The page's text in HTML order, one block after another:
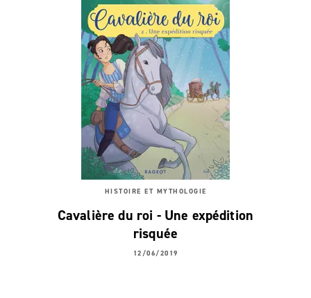
HISTOIRE ET MYTHOLOGIE
Cavalière du roi - Une expédition
risquée
12/06/2019